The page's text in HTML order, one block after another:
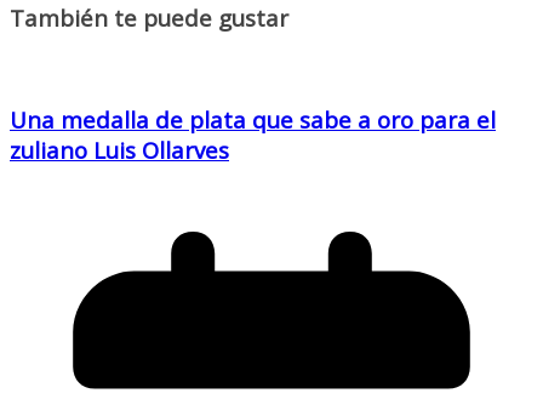
También te puede gustar
Una medalla de plata que sabe a oro para el
zuliano Luis Ollarves